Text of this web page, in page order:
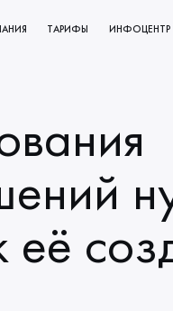
ТАРИФЫ ИНФОЦЕНТР